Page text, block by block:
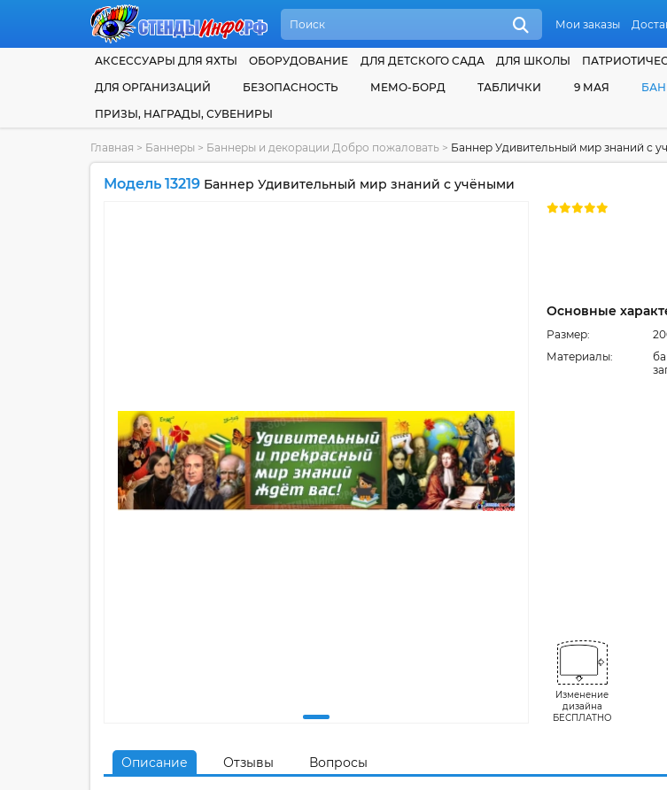
Мои заказы
АКСЕССУАРЫ ДЛЯ ЯХТЫ ОБОРУДОВАНИЕ ДЛЯ ДЕТСКОГО САДА ДЛЯ ШКОЛЫ
ДЛЯ ОРГАНИЗАЦИЙ
БЕЗОПАСНОСТЬ МЕМО-БОРД ТАБЛИЧКИ 9 МАЯ
ПРИЗЫ, НАГРАДЫ, СУВЕНИРЫ
Главная > Баннеры > Баннеры и декорации Добро пожаловать > Баннер Удивительный мир знаний с
Модель 13219 Баннер Удивительный мир знаний с учёными
Основные
Размер:
Материалы:
Изменение
дизайна
БЕСПЛАТНО
Описание Отзывы Вопросы